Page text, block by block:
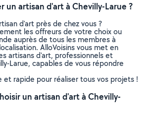
un artisan d'art à Chevilly-Larue ?
d'art près de chez vous ?
les offreurs de votre choix ou
auprès de tous les membres à
AlloVoisins vous met en
artisans d'art, professionnels et
Larue, capables de vous répondre
et rapide pour réaliser tous vos projets !
un artisan d'art à Chevilly-